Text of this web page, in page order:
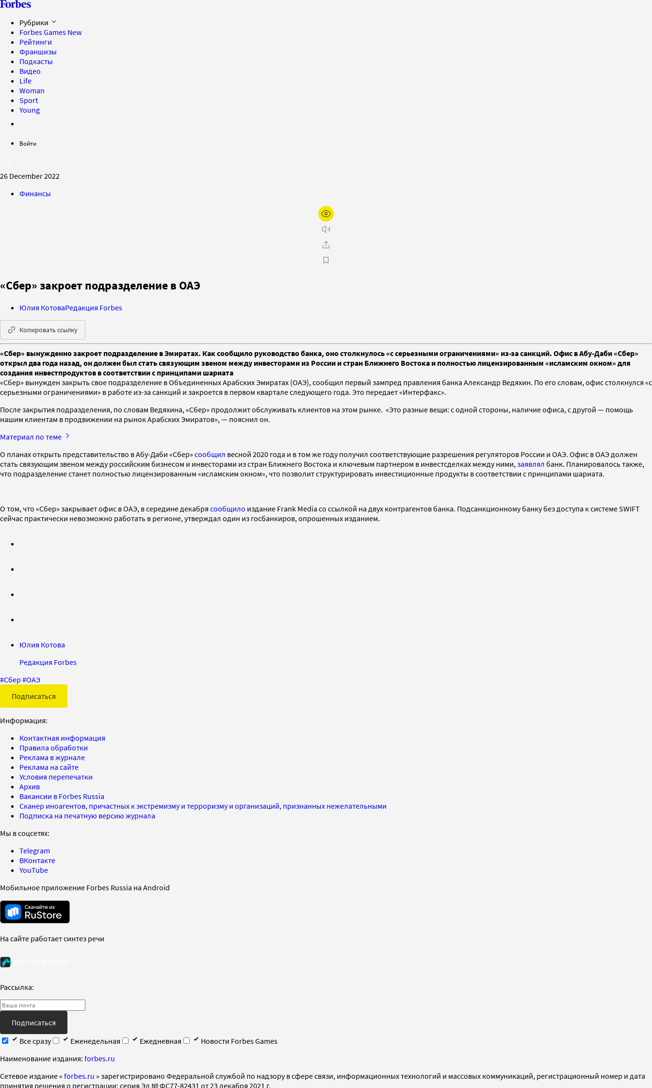
Рубрики
Forbes Games New
Рейтинги
Франшизы
Подкасты
Видео
Life
Woman
Sport
Young
Войти
26 December 2022
Финансы
«Сбер» закроет подразделение в ОАЭ
Юлия КотоваРедакция Forbes
Копировать ссылку
«Сбер» вынужденно закроет подразделение в Эмиратах. Как сообщило руководство банка, оно столкнулось «с серьезными ограничениями» из-за санкций. Офис в Абу-Даби «Сбер»
открыл два года назад, он должен был стать связующим звеном между инвесторами из России и стран Ближнего Востока и полностью лицензированным «исламским окном» для
создания инвестпродуктов в соответствии с принципами шариата
«Сбер» вынужден закрыть свое подразделение в Объединенных Арабских Эмиратах (ОАЭ), сообщил первый зампред правления банка Александр Ведяхин. По его словам, офис столкнулся «с
серьезными ограничениями» в работе из-за санкций и закроется в первом квартале следующего года. Это передает «Интерфакс».
После закрытия подразделения, по словам Ведяхина, «Сбер» продолжит обслуживать клиентов на этом рынке. «Это разные вещи: с одной стороны, наличие офиса, с другой — помощь
нашим клиентам в продвижении на рынок Арабских Эмиратов», — пояснил он.
Материал по теме
О планах открыть представительство в Абу-Даби «Сбер» сообщил весной 2020 года и в том же году получил соответствующие разрешения регуляторов России и ОАЭ. Офис в ОАЭ должен
стать связующим звеном между российским бизнесом и инвесторами из стран Ближнего Востока и ключевым партнером в инвестсделках между ними, заявлял банк. Планировалось также,
что подразделение станет полностью лицензированным «исламским окном», что позволит структурировать инвестиционные продукты в соответствии с принципами шариата.
О том, что «Сбер» закрывает офис в ОАЭ, в середине декабря сообщило издание Frank Media со ссылкой на двух контрагентов банка. Подсанкционному банку без доступа к системе SWIFT
сейчас практически невозможно работать в регионе, утверждал один из госбанкиров, опрошенных изданием.
Юлия Котова
Редакция Forbes
#Сбер #ОАЭ
Подписаться
Информация:
Контактная информация
Правила обработки
Реклама в журнале
Реклама на сайте
Условия перепечатки
Архив
Вакансии в Forbes Russia
Сканер иноагентов, причастных к экстремизму и терроризму и организаций, признанных нежелательными
Подписка на печатную версию журнала
Мы в соцсетях:
Telegram
ВКонтакте
YouTube
Мобильное приложение Forbes Russia на Android
На сайте работает синтез речи
Рассылка:
Подписаться
Все сразу
Еженедельная Ежедневная
Новости Forbes Games
Наименование издания: forbes.ru
Cетевое издание « forbes.ru » зарегистрировано Федеральной службой по надзору в сфере связи, информационных технологий и массовых коммуникаций, регистрационный номер и дата
принятия решения о регистрации: серия Эл № ФС77-82431 от 23 декабря 2021 г.